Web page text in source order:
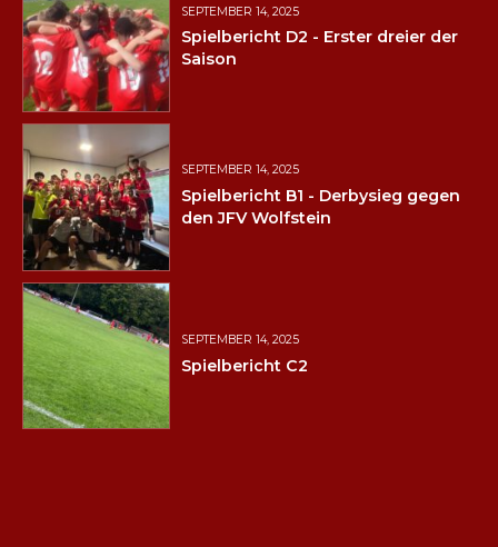
SEPTEMBER 14, 2025
Spielbericht D2 - Erster dreier der
Saison
SEPTEMBER 14, 2025
Spielbericht B1 - Derbysieg gegen
den JFV Wolfstein
SEPTEMBER 14, 2025
Spielbericht C2